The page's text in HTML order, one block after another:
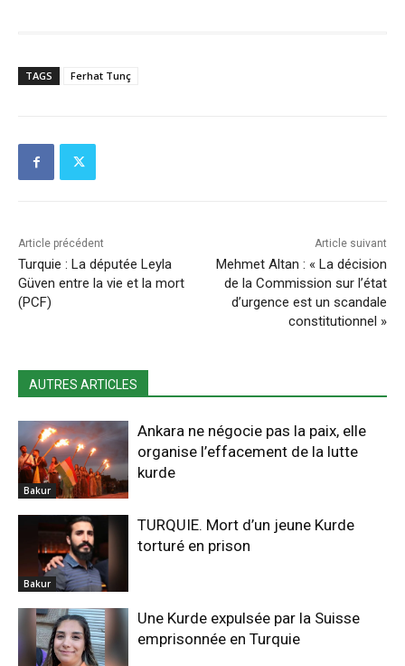
TAGS Ferhat Tunç
Article précédent
Turquie : La députée Leyla
Güven entre la vie et la mort
(PCF)
Article suivant
Mehmet Altan : « La décision
de la Commission sur l’état
d’urgence est un scandale
constitutionnel »
AUTRES ARTICLES
Bakur
Ankara ne négocie pas la paix, elle
organise l’effacement de la lutte
kurde
Bakur
TURQUIE. Mort d’un jeune Kurde
torturé en prison
Une Kurde expulsée par la Suisse
emprisonnée en Turquie